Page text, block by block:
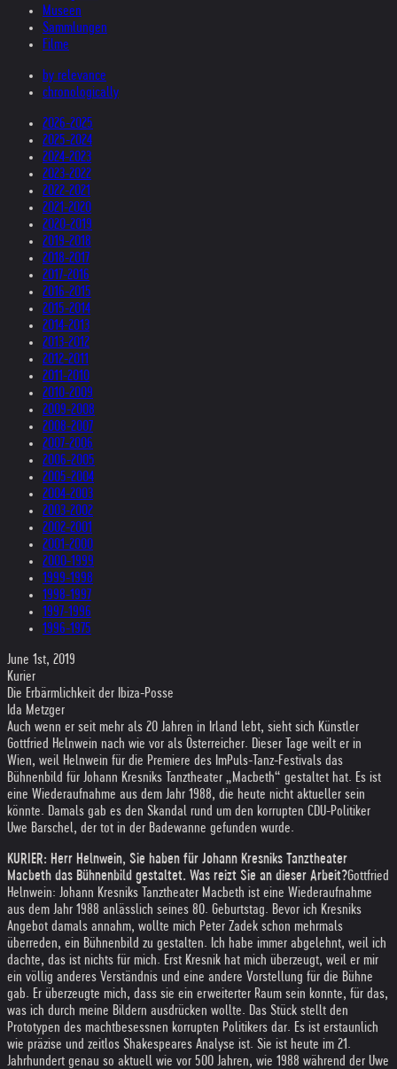
Museen
Sammlungen
Filme
by relevance
chronologically
2026-2025
2025-2024
2024-2023
2023-2022
2022-2021
2021-2020
2020-2019
2019-2018
2018-2017
2017-2016
2016-2015
2015-2014
2014-2013
2013-2012
2012-2011
2011-2010
2010-2009
2009-2008
2008-2007
2007-2006
2006-2005
2005-2004
2004-2003
2003-2002
2002-2001
2001-2000
2000-1999
1999-1998
1998-1997
1997-1996
1996-1975
June 1st, 2019
Kurier
Die Erbärmlichkeit der Ibiza-Posse
Ida Metzger
Auch wenn er seit mehr als 20 Jahren in Irland lebt, sieht sich Künstler
Gottfried Helnwein nach wie vor als Österreicher. Dieser Tage weilt er in
Wien, weil Helnwein für die Premiere des ImPuls-Tanz-Festivals das
Bühnenbild für Johann Kresniks Tanztheater „Macbeth“ gestaltet hat. Es ist
eine Wiederaufnahme aus dem Jahr 1988, die heute nicht aktueller sein
könnte. Damals gab es den Skandal rund um den korrupten CDU-Politiker
Uwe Barschel, der tot in der Badewanne gefunden wurde.
KURIER: Herr Helnwein, Sie haben für Johann Kresniks Tanztheater
Macbeth das Bühnenbild gestaltet. Was reizt Sie an dieser Arbeit?Gottfried
Helnwein: Johann Kresniks Tanztheater Macbeth ist eine Wiederaufnahme
aus dem Jahr 1988 anlässlich seines 80. Geburtstag. Bevor ich Kresniks
Angebot damals annahm, wollte mich Peter Zadek schon mehrmals
überreden, ein Bühnenbild zu gestalten. Ich habe immer abgelehnt, weil ich
dachte, das ist nichts für mich. Erst Kresnik hat mich überzeugt, weil er mir
ein völlig anderes Verständnis und eine andere Vorstellung für die Bühne
gab. Er überzeugte mich, dass sie ein erweiterter Raum sein konnte, für das,
was ich durch meine Bildern ausdrücken wollte. Das Stück stellt den
Prototypen des machtbesessnen korrupten Politikers dar. Es ist erstaunlich
wie präzise und zeitlos Shakespeares Analyse ist. Sie ist heute im 21.
Jahrhundert genau so aktuell wie vor 500 Jahren, wie 1988 während der Uwe